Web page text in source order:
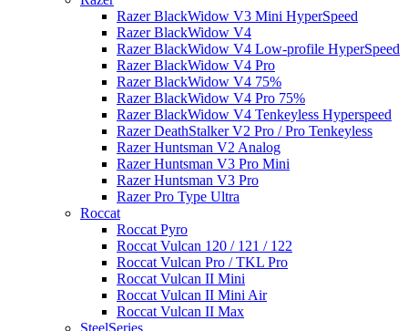
Razer BlackWidow V3 Mini HyperSpeed
Razer BlackWidow V4
Razer BlackWidow V4 Low-profile HyperSpeed
Razer BlackWidow V4 Pro
Razer BlackWidow V4 75%
Razer BlackWidow V4 Pro 75%
Razer BlackWidow V4 Tenkeyless Hyperspeed
Razer DeathStalker V2 Pro / Pro Tenkeyless
Razer Huntsman V2 Analog
Razer Huntsman V3 Pro Mini
Razer Huntsman V3 Pro
Razer Pro Type Ultra
Roccat
Roccat Pyro
Roccat Vulcan 120 / 121 / 122
Roccat Vulcan Pro / TKL Pro
Roccat Vulcan II Mini
Roccat Vulcan II Mini Air
Roccat Vulcan II Max
SteelSeries